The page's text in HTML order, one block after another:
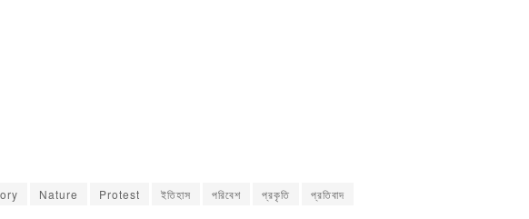
Nature Protest ইতিহাস পরিবেশ প্রকৃতি প্রতিবাদ